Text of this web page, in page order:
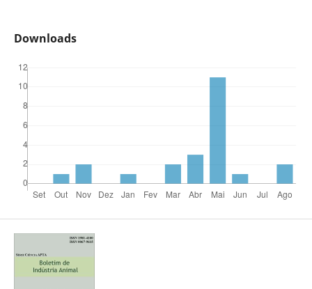
Downloads